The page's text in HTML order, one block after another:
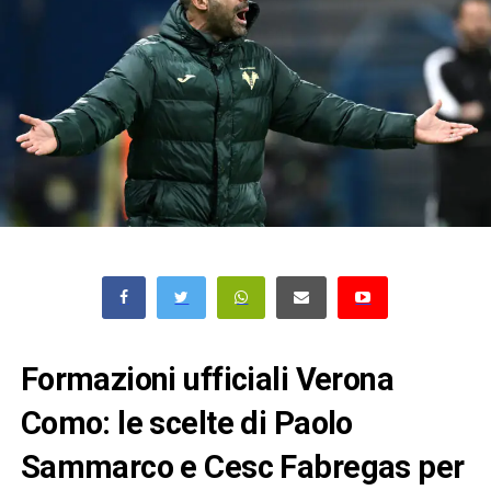
Formazioni ufficiali Verona
Como: le scelte di Paolo
Sammarco e Cesc Fabregas per